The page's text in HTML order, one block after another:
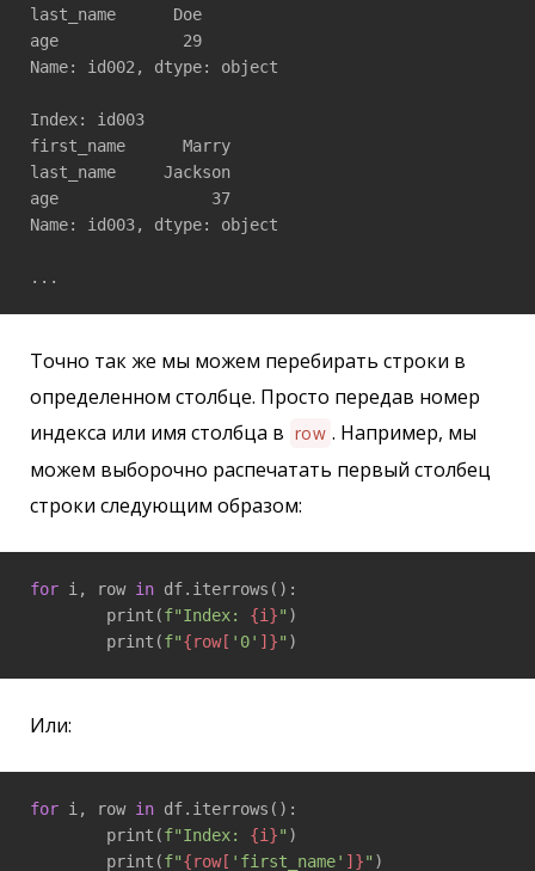
last_name      Doe
age             29
Name: id002, dtype: object
Index: id003
first_name      Marry
last_name     Jackson
age                37
Name: id003, dtype: object
Точно так же мы можем перебирать строки в
определенном столбце. Просто передав номер
индекса или имя столбца в row . Например, мы
можем выборочно распечатать первый столбец
строки следующим образом:
for i, row in df.iterrows():
	print(
f"Index: {i}" )
	print(
f"{row[ '0' ]}"
Или:
for i, row in df.iterrows():
	print(
f"Index: {i}" )
	print(
f"{row[ 'first_name' ]}"